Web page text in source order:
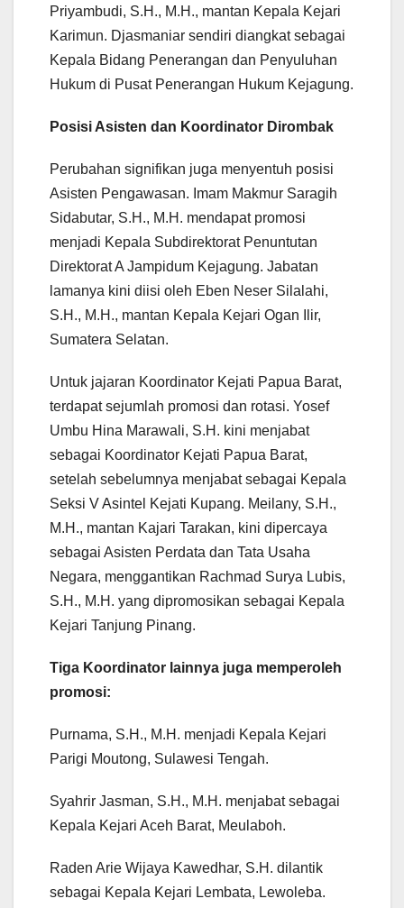
Priyambudi, S.H., M.H., mantan Kepala Kejari
Karimun. Djasmaniar sendiri diangkat sebagai
Kepala Bidang Penerangan dan Penyuluhan
Hukum di Pusat Penerangan Hukum Kejagung.
Posisi Asisten dan Koordinator Dirombak
Perubahan signifikan juga menyentuh posisi
Asisten Pengawasan. Imam Makmur Saragih
Sidabutar, S.H., M.H. mendapat promosi
menjadi Kepala Subdirektorat Penuntutan
Direktorat A Jampidum Kejagung. Jabatan
lamanya kini diisi oleh Eben Neser Silalahi,
S.H., M.H., mantan Kepala Kejari Ogan Ilir,
Sumatera Selatan.
Untuk jajaran Koordinator Kejati Papua Barat,
terdapat sejumlah promosi dan rotasi. Yosef
Umbu Hina Marawali, S.H. kini menjabat
sebagai Koordinator Kejati Papua Barat,
setelah sebelumnya menjabat sebagai Kepala
Seksi V Asintel Kejati Kupang. Meilany, S.H.,
M.H., mantan Kajari Tarakan, kini dipercaya
sebagai Asisten Perdata dan Tata Usaha
Negara, menggantikan Rachmad Surya Lubis,
S.H., M.H. yang dipromosikan sebagai Kepala
Kejari Tanjung Pinang.
Tiga Koordinator lainnya juga memperoleh
promosi:
Purnama, S.H., M.H. menjadi Kepala Kejari
Parigi Moutong, Sulawesi Tengah.
Syahrir Jasman, S.H., M.H. menjabat sebagai
Kepala Kejari Aceh Barat, Meulaboh.
Raden Arie Wijaya Kawedhar, S.H. dilantik
sebagai Kepala Kejari Lembata, Lewoleba.